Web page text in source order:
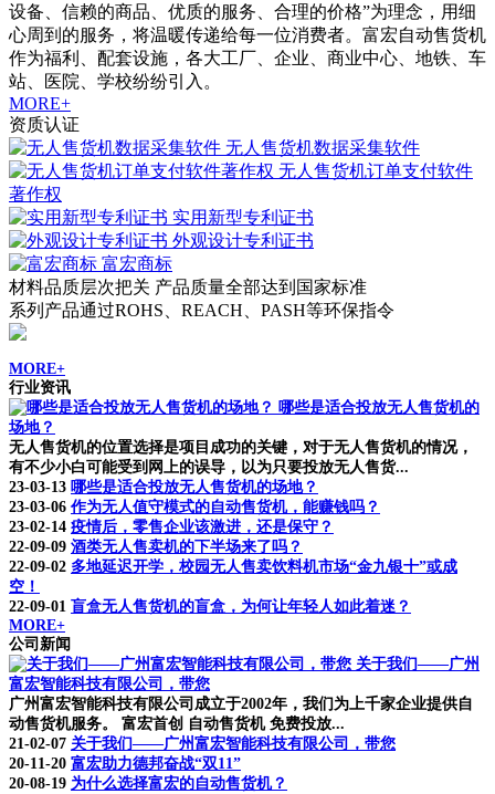
设备、信赖的商品、优质的服务、合理的价格”为理念，用细
心周到的服务，将温暖传递给每一位消费者。富宏自动售货机
作为福利、配套设施，各大工厂、企业、商业中心、地铁、车
站、医院、学校纷纷引入。
MORE+
资质认证
无人售货机数据采集软件
无人售货机订单支付软件
著作权
实用新型专利证书
外观设计专利证书
富宏商标
材料品质层次把关 产品质量全部达到国家标准
系列产品通过ROHS、REACH、PASH等环保指令
MORE+
行业资讯
哪些是适合投放无人售货机的
场地？
无人售货机的位置选择是项目成功的关键，对于无人售货机的情况，
有不少小白可能受到网上的误导，以为只要投放无人售货...
23-03-13 哪些是适合投放无人售货机的场地？
23-03-06 作为无人值守模式的自动售货机，能赚钱吗？
23-02-14 疫情后，零售企业该激进，还是保守？
22-09-09 酒类无人售卖机的下半场来了吗？
22-09-02 多地延迟开学，校园无人售卖饮料机市场“金九银十”或成
空！
22-09-01 盲盒无人售货机的盲盒，为何让年轻人如此着迷？
MORE+
公司新闻
关于我们——广州
富宏智能科技有限公司，带您
广州富宏智能科技有限公司成立于2002年，我们为上千家企业提供自
动售货机服务。 富宏首创 自动售货机 免费投放...
21-02-07 关于我们——广州富宏智能科技有限公司，带您
20-11-20 富宏助力德邦奋战“双11”
20-08-19 为什么选择富宏的自动售货机？